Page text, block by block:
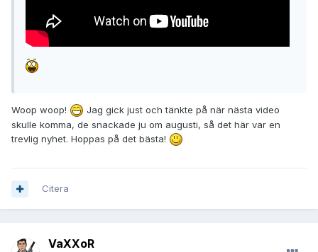
Woop woop!
Jag gick just och tänkte på när nästa video
skulle komma, de snackade ju om augusti, så det här var en
trevlig nyhet. Hoppas på det bästa!
Citera
VaXXoR